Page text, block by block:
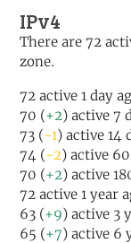
IPv4
There are 72
zone.
72 active 1 day
70 (+2) active 7
73 (-1) active 14
74 (-2) active
70 (+2) active
72 active 1 year
63 (+9) active 3
65 (+7) active 6